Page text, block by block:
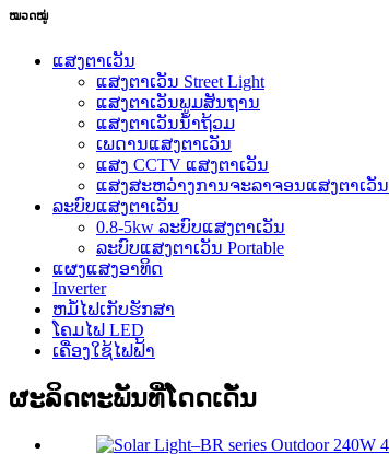
ໝວດໝູ່
ແສງຕາເວັນ
ແສງຕາເວັນ Street Light
ແສງຕາເວັນພູມສັນຖານ
ແສງຕາເວັນນໍ້າຖ້ວມ
ເພດານແສງຕາເວັນ
ແສງ CCTV ແສງຕາເວັນ
ແສງສະຫວ່າງການຈະລາຈອນແສງຕາເວັນ
ລະບົບແສງຕາເວັນ
0.8-5kw ລະບົບແສງຕາເວັນ
ລະບົບແສງຕາເວັນ Portable
ແຜງແສງອາທິດ
Inverter
ຫມໍ້ໄຟເກັບຮັກສາ
ໂຄມໄຟ LED
ເຄື່ອງໃຊ້ໄຟຟ້າ
ຜະລິດຕະພັນທີ່ໂດດເດັ່ນ